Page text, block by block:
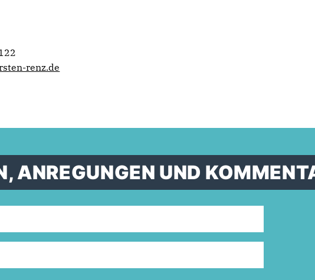
renz.de
ANREGUNGEN UND